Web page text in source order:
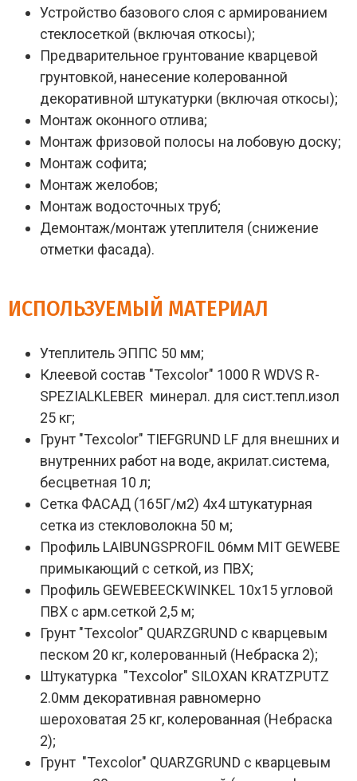
Устройство базового слоя с армированием
стеклосеткой (включая откосы);
Предварительное грунтование кварцевой
грунтовкой, нанесение колерованной
декоративной штукатурки (включая откосы);
Монтаж оконного отлива;
Монтаж фризовой полосы на лобовую доску;
Монтаж софита;
Монтаж желобов;
Монтаж водосточных труб;
Демонтаж/монтаж утеплителя (снижение
отметки фасада).
ИСПОЛЬЗУЕМЫЙ МАТЕРИАЛ
Утеплитель ЭППС 50 мм;
Клеевой состав "Texcolor" 1000 R WDVS R-
SPEZIALKLEBER минерал. для сист.тепл.изол
25 кг;
Грунт "Texcolor" TIEFGRUND LF для внешних и
внутренних работ на воде, акрилат.система,
бесцветная 10 л;
Сетка ФАСАД (165Г/м2) 4х4 штукатурная
сетка из стекловолокна 50 м;
Профиль LAIBUNGSPROFIL 06мм MIT GEWEBE
примыкающий с сеткой, из ПВХ;
Профиль GEWEBEECKWINKEL 10х15 угловой
ПВХ с арм.сеткой 2,5 м;
Грунт "Texcolor" QUARZGRUND с кварцевым
песком 20 кг, колерованный (Небраска 2);
Штукатурка "Texcolor" SILOXAN KRATZPUTZ
2.0мм декоративная равномерно
шероховатая 25 кг, колерованная (Небраска
2);
Грунт "Texcolor" QUARZGRUND с кварцевым